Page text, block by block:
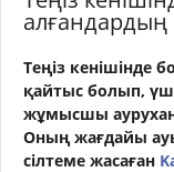
алғандардың
Теңіз кенішінде
қайтыс болып, үш
жұмысшы
Оның жағдайы
сілтеме жасаған